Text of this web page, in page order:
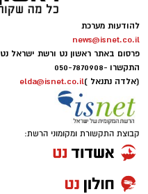
להודעות מערכת
news@isnet.co.il
פרסום באתר ראשון נט ורשת ישראל נט
התקשרו -050-7870908
(אלדה נתנאל )elda@isnet.co.il
קבוצת התקשורת ומקומוני הרשת: